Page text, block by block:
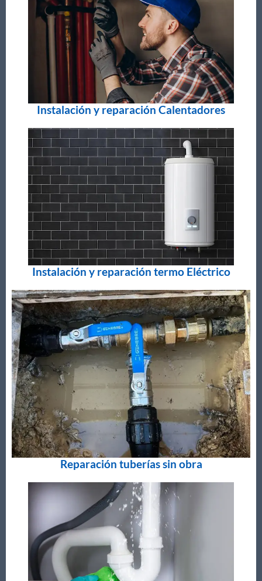
Instalación y reparación Calentadores
Instalación y reparación termo Eléctrico
Reparación tuberías sin obra